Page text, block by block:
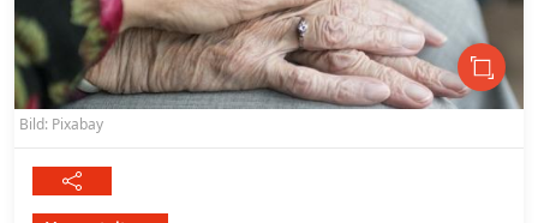
Bild: Pixabay